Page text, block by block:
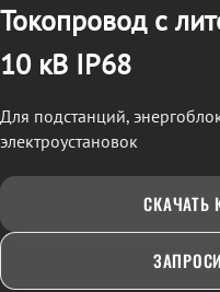
Токопровод с
10 кВ IP68
Для подстанций,
электроустановок
СКАЧАТЬ